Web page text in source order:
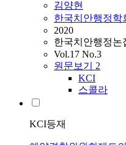
김양현
한국치안행정학
2020
한국치안행정논
Vol.17 No.3
원문보기 2
KCI
스콜라
KCI등재